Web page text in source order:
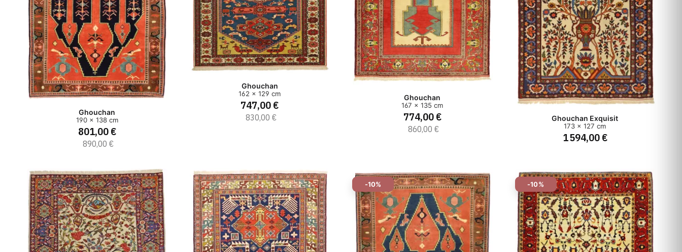
Ghouchan
190 x 138 cm
801,00 €
890,00 €
Ghouchan
162 x 129 cm
747,00 €
830,00 €
Ghouchan
167 x 135 cm
774,00 €
860,00 €
Ghouchan Exquisit
173 x 127 cm
1 594,00 €
-10% -10%